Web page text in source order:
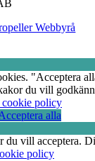
Webbyrå
"Acceptera
du vill
cookie policy
alla
vill acceptera.
policy